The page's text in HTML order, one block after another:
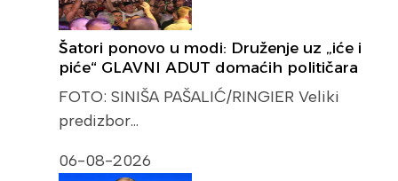
Šatori ponovo u modi: Druženje uz „iće i
piće“ GLAVNI ADUT domaćih političara
FOTO: SINIŠA PAŠALIĆ/RINGIER Veliki
predizbor…
06-08-2026